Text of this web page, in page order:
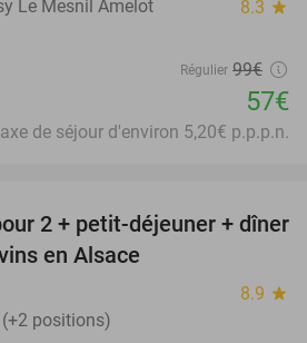
Le Mesnil Amelot 8.3 star
Régulier 99€
57€
de séjour d'environ 5,20€ p.p.p.n.
28%
2 + petit-déjeuner + dîner
en Alsace
8.9 star
positions)